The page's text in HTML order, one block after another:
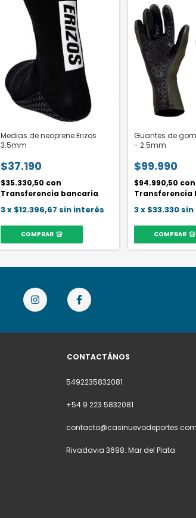
Medias de neoprene Erizos
3.5mm
$37.190
$35.330,50 con
Transferencia bancaria
3x $12.396,67 sin interés
COMPRAR
Guantes de
- 2.5mm
$99.990
$94.990,50 con
Transferencia
3x $33.330
COMPRAR
CONTACTÁNOS
5492235832081
+54 9 223 5832081
Rivadavia 3698. Mar del Plata